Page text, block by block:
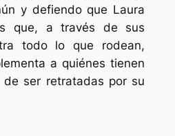
y defiendo que Laura
que, a través de sus
todo lo que rodean,
a quiénes tienen
ser retratadas por su